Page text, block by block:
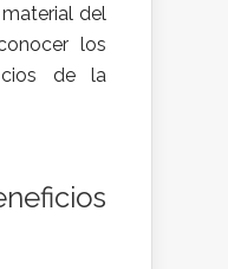
del
los
de la